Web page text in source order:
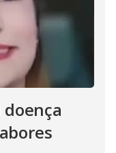
doença